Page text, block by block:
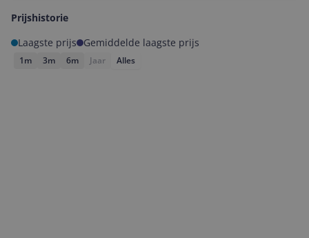
Prijshistorie
Laagste prijs
Gemiddelde laagste prijs
1m 3m 6m Jaar Alles